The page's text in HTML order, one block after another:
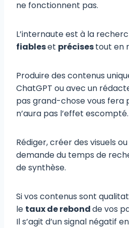
ne fonctionnent pas.
L’internaute est à la
fiableset précisestout en
Produire des contenus
ChatGPT ou avec un
pas grand-chose vous fera
n’aura pas l’effet escompté.
Rédiger, créer des visuels
demande du temps de
de synthèse.
Si vos contenus sont
le taux de rebondde vos
Il s’agit d’un signal négatif